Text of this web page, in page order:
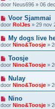
door Neus696 » 06
Voor Sjammai
door RolJes » 29 nov
My dogs live
door Nino&Toosje »
Toosje
door Nino&Toosje »
Nulay
door Nino&Toosje »
Nino
door Nino&Toosje »